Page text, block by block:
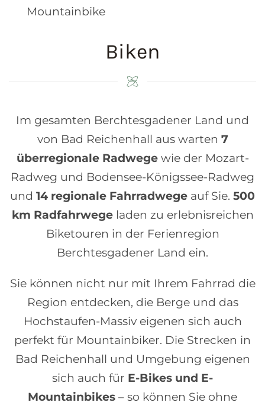
Mountainbike
Biken
Im gesamten Berchtesgadener Land und
von Bad Reichenhall aus warten 7
überregionale Radwegewie der Mozart-
Radweg und Bodensee-Königssee-Radweg
und 14 regionale Fahrradwege auf Sie. 500
km Radfahrwegeladen zu erlebnisreichen
Biketouren in der Ferienregion
Berchtesgadener Land ein.
Sie können nicht nur mit Ihrem Fahrrad die
Region entdecken, die Berge und das
Hochstaufen-Massiv eigenen sich auch
perfekt für Mountainbiker. Die Strecken in
Bad Reichenhall und Umgebung eigenen
sich auch für E-Bikes und E-
Mountainbikes – so können Sie ohne